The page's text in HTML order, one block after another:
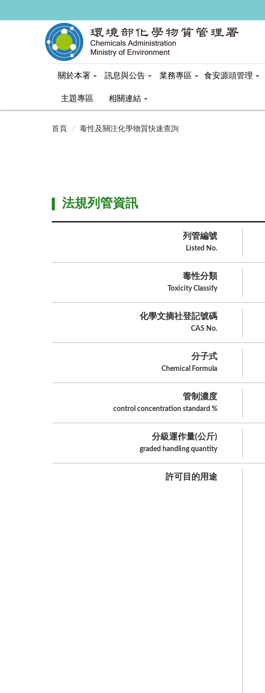
關於本署 訊息與公告 業務專區 食安源頭管理
主題專區 相關連結
首頁 毒性及關注化學物質快速查詢
法規列管資訊
列管編號
Listed No.
毒性分類
Toxicity Classify
化學文摘社登記號碼
CAS No.
分子式
Chemical Formula
管制濃度
control concentration standard %
分級運作量(公斤)
graded handling quantity
許可目的用途